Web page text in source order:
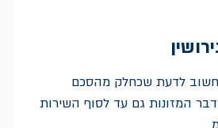
לדעת שכחלק מהסכם
המזונות גם עד לסוף השירות